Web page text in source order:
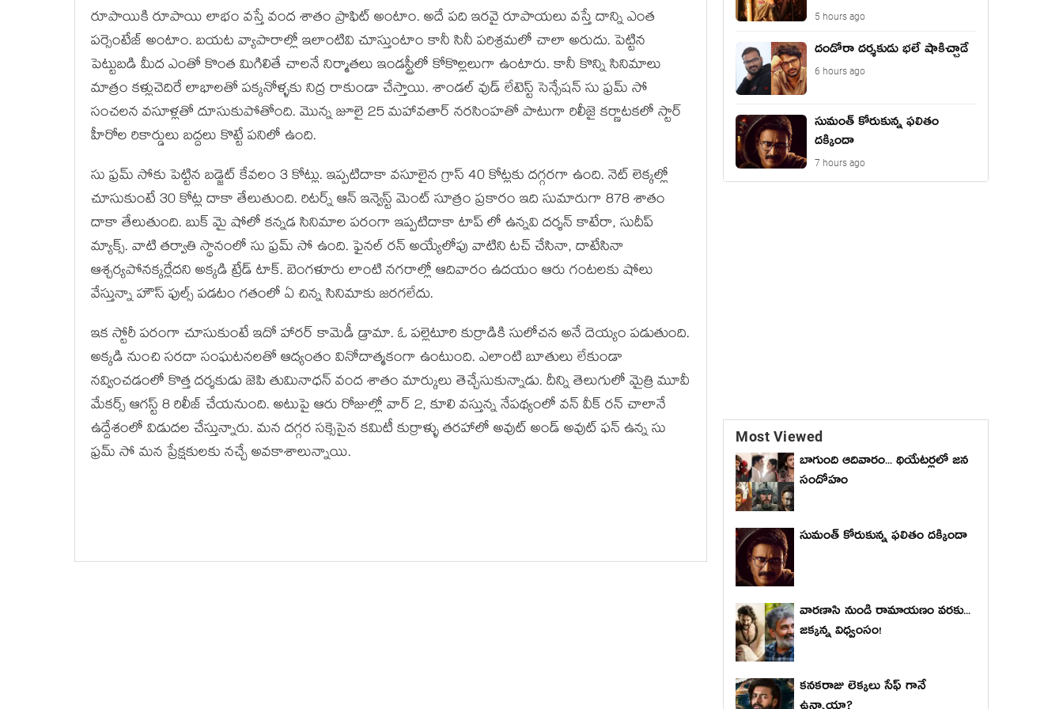
రూపాయికి రూపాయి లాభం వస్తే వంద శాతం ప్రాఫిట్ అంటాం. అదే పది ఇరవై రూపాయలు వస్తే దాన్ని ఎంత
పర్సెంటేజ్ అంటాం. బయట వ్యాపారాల్లో ఇలాంటివి చూస్తుంటాం కానీ సినీ పరిశ్రమలో చాలా అరుదు. పెట్టిన
పెట్టుబడి మీద ఎంతో కొంత మిగిలితే చాలనే నిర్మాతలు ఇండస్ట్రీలో కోకొల్లలుగా ఉంటారు. కానీ కొన్ని సినిమాలు
మాత్రం కళ్లుచెదిరే లాభాలతో పక్కనోళ్ళకు నిద్ర రాకుండా చేస్తాయి. శాండల్ వుడ్ లేటెస్ట్ సెన్సేషన్ సు ఫ్రమ్ సో
సంచలన వసూళ్లతో దూసుకుపోతోంది. మొన్న జూలై 25 మహావతార్ నరసింహతో పాటుగా రిలీజై కర్ణాటకలో స్టార్
హీరోల రికార్డులు బద్దలు కొట్టే పనిలో ఉంది.
సు ఫ్రమ్ సోకు పెట్టిన బడ్జెట్ కేవలం 3 కోట్లు. ఇప్పటిదాకా వసూలైన గ్రాస్ 40 కోట్లకు దగ్గరగా ఉంది. నెట్ లెక్కల్లో
చూసుకుంటే 30 కోట్ల దాకా తేలుతుంది. రిటర్న్ ఆన్ ఇన్వెస్ట్ మెంట్ సూత్రం ప్రకారం ఇది సుమారుగా 878 శాతం
దాకా తేలుతుంది. బుక్ మై షోలో కన్నడ సినిమాల పరంగా ఇప్పటిదాకా టాప్ లో ఉన్నవి దర్శన్ కాటేరా, సుదీప్
మ్యాక్స్. వాటి తర్వాతి స్థానంలో సు ఫ్రమ్ సో ఉంది. ఫైనల్ రన్ అయ్యేలోపు వాటిని టచ్ చేసినా, దాటేసినా
ఆశ్చర్యపోనక్కర్లేదని అక్కడి ట్రేడ్ టాక్. బెంగళూరు లాంటి నగరాల్లో ఆదివారం ఉదయం ఆరు గంటలకు షోలు
వేస్తున్నా హౌస్ ఫుల్స్ పడటం గతంలో ఏ చిన్న సినిమాకు జరగలేదు.
ఇక స్టోరీ పరంగా చూసుకుంటే ఇదో హారర్ కామెడీ డ్రామా. ఓ పల్లెటూరి కుర్రాడికి సులోచన అనే దెయ్యం పడుతుంది.
అక్కడి నుంచి సరదా సంఘటనలతో ఆద్యంతం వినోదాత్మకంగా ఉంటుంది. ఎలాంటి బూతులు లేకుండా
నవ్వించడంలో కొత్త దర్శకుడు జెపి తుమినాధన్ వంద శాతం మార్కులు తెచ్చేసుకున్నాడు. దీన్ని తెలుగులో మైత్రి మూవీ
మేకర్స్ ఆగస్ట్ 8 రిలీజ్ చేయనుంది. అటుపై ఆరు రోజుల్లో వార్ 2, కూలి వస్తున్న నేపథ్యంలో వన్ వీక్ రన్ చాలానే
ఉద్దేశంలో విడుదల చేస్తున్నారు. మన దగ్గర సక్సెసైన కమిటీ కుర్రాళ్ళు తరహాలో అవుట్ అండ్ అవుట్ ఫన్ ఉన్న సు
ఫ్రమ్ సో మన ప్రేక్షకులకు నచ్చే అవకాశాలున్నాయి.
5 hours ago
దండోరా దర్శకుడు భలే షాకిచ్చాడే
6 hours ago
సుమంత్ కోరుకున్న ఫలితం
దక్కిందా
7 hours ago
Most Viewed
బాగుంది ఆదివారం... థియేటర్లలో జన
సందోహం
సుమంత్ కోరుకున్న ఫలితం దక్కిందా
వారణాసి నుండి రామాయణం వరకు...
జక్కన్న విధ్వంసం!
కనకరాజు లెక్కలు సేఫ్ గానే